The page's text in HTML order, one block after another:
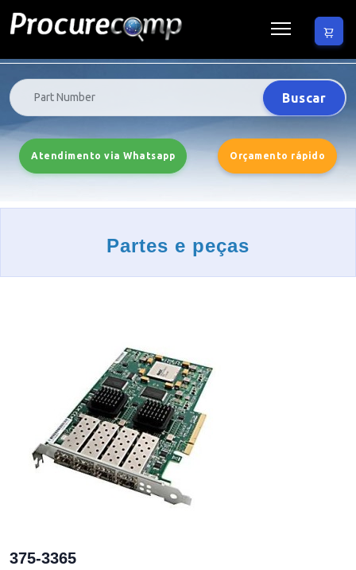
Buscar
Atendimento via Whatsapp Orçamento rápido
Partes e peças
375-3365